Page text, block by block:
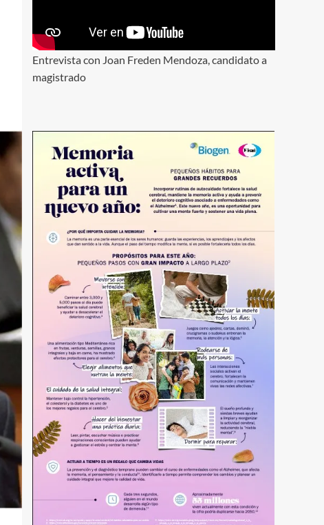
Entrevista con Joan Freden Mendoza, candidato a
magistrado